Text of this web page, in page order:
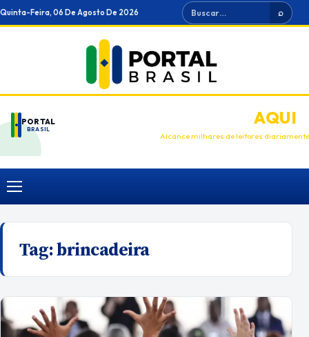
Ir
para
Quinta-Feira, 06 De Agosto De 2026 Buscar ⌕
PORTAL
BRASIL
ANUNCIEAQUI
Alcance milhares de leitores diariamente
Menu
Tag:brincadeira